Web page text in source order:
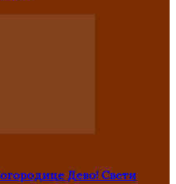
Дево! Свети